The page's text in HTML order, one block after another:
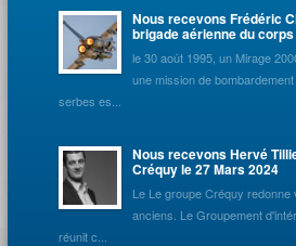
Nous recevons Frédéric
brigade aérienne du
le 30 août 1995, un Mirage
une mission de
serbes es...
Nous recevons Hervé
Créquy le 27 Mars 2024
Le Le groupe Créquy redonne
anciens. Le Groupement
réunit c...